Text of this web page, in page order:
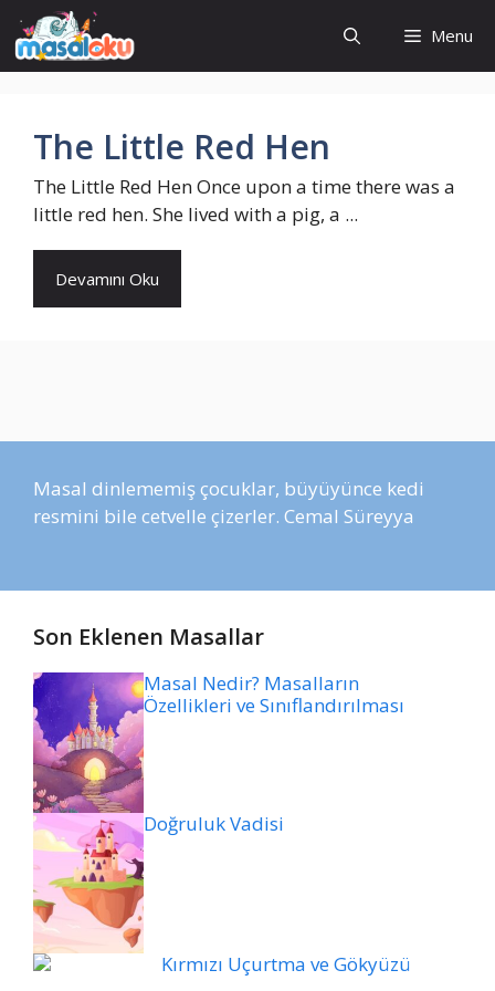
İçeriğe
atla
Menu
The Little Red Hen
The Little Red Hen Once upon a time there was a
little red hen. She lived with a pig, a ...
Devamını Oku
Masal dinlememiş çocuklar, büyüyünce kedi
resmini bile cetvelle çizerler. Cemal Süreyya
Son Eklenen Masallar
Masal Nedir? Masalların
Özellikleri ve Sınıflandırılması
Doğruluk Vadisi
Kırmızı Uçurtma ve Gökyüzü